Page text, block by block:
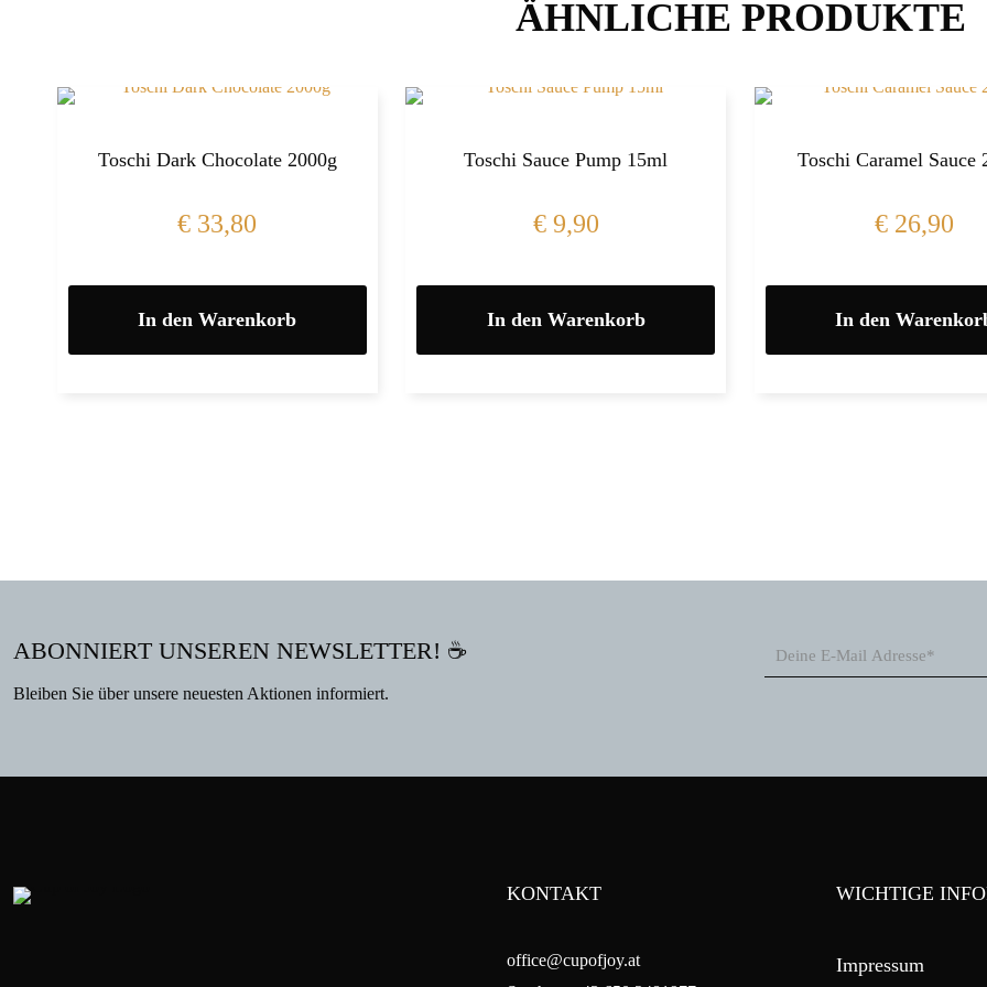
ÄHNLICHE PRODUKTE
Toschi Dark Chocolate 2000g
€ 33,80
In den Warenkorb
Toschi Sauce Pump 15ml
€9,90
In den Warenkorb
Toschi Caramel Sauce
€ 26,90
In den
ABONNIERT UNSEREN NEWSLETTER! ☕
Bleiben Sie über unsere neuesten Aktionen informiert.
KONTAKT
office@cupofjoy.at
WICHTIGE
Impressum